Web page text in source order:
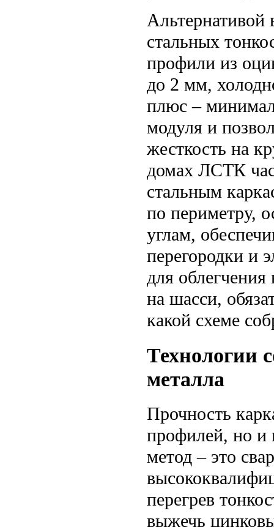
Альтернативой
стальных
профили из
до 2 мм,
плюс –
модуля и
жесткость на
домах ЛСТК
стальным
по периметру,
углам,
перегородки и
для
на шасси,
какой схеме
Технологии
металла
Прочность
профилей, но и
метод – это
перегрев
выжечь